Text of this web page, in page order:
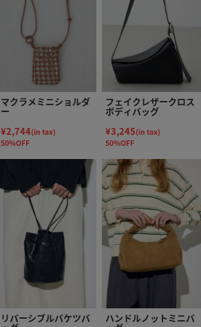
マクラメミニショルダ
ー
¥2,744(in tax)
50%OFF
フェイクレザークロス
ボディバッグ
¥3,245(in tax)
50%OFF
リバーシブルバケツバ ハンドルノットミニバ